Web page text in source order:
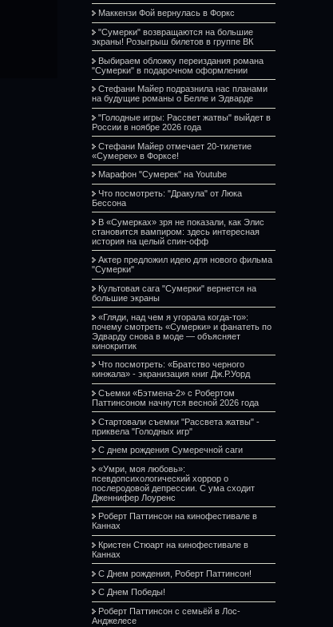
Маккензи Фой вернулась в Форкс
"Сумерки" возвращаются на большие
экраны! Розыгрыш билетов в группе ВК
Выбираем обложку переиздания романа
"Сумерки" в подарочном оформлении
Стефани Майер подразнила нас планами
на будущие романы о Белле и Эдварде
"Голодные игры: Рассвет жатвы" выйдет в
России в ноябре 2026 года
Стефани Майер отмечает 20-тилетие
«Сумерек» в Форксе!
Марафон "Сумерек" на Youtube
Что посмотреть: "Дракула" от Люка
Бессона
В «Сумерках» зря не показали, как Элис
становится вампиром: здесь интересная
история на целый спин-офф
Актер предложил идею для нового фильма
"Сумерки"
Культовая сага "Сумерки" вернется на
большие экраны
«Гляди, над чем я угорала когда-то»:
почему смотреть «Сумерки» и фанатеть по
Эдварду снова в моде — объясняет
кинокритик
Что посмотреть: «Братство черного
кинжала» - экранизация книг Дж.Р.Уорд
Съемки «Бэтмена-2» с Робертом
Паттинсоном начнутся весной 2026 года
Стартовали съемки "Рассвета жатвы" -
приквела "Голодных игр"
С днем рождения Сумеречной саги
«Умри, моя любовь»:
псевдопсихологический хоррор о
послеродовой депрессии. С ума сходит
Дженнифер Лоуренс
Роберт Паттинсон на кинофестивале в
Каннах
Кристен Стюарт на кинофестивале в
Каннах
С Днем рождения, Роберт Паттинсон!
С Днем Победы!
Роберт Паттинсон с семьёй в Лос-
Анджелесе